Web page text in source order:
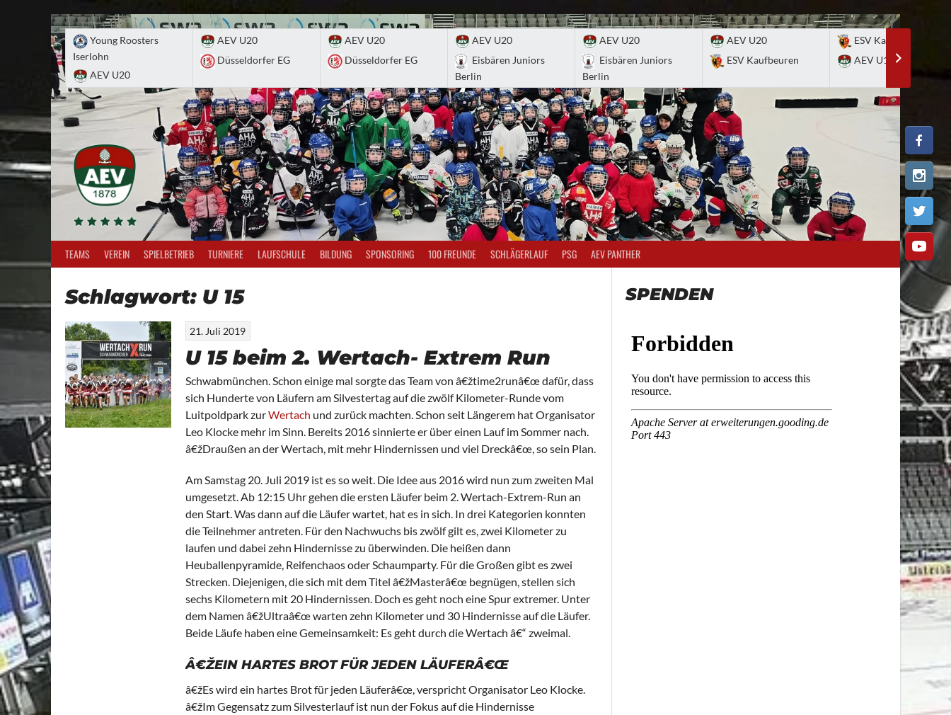
Young Roosters
Iserlohn
AEV U20
AEV U20
Düsseldorfer EG
AEV U20
Düsseldorfer EG
AEV U20
Eisbären Juniors
Berlin
AEV U20
Eisbären Juniors
Berlin
AEV U20
ESV Kaufbeuren
ESV Kaufbeuren
AEV U17
TEAMS VEREIN SPIELBETRIEB TURNIERE LAUFSCHULE BILDUNG SPONSORING 100 FREUNDE SCHLÄGERLAUF PSG AEV PANTHER
Schlagwort: U 15
21. Juli 2019
U 15 beim 2. Wertach- Extrem Run
Schwabmünchen. Schon einige mal sorgte das Team von â€žtime2runâ€œ dafür, dass
sich Hunderte von Läufern am Silvestertag auf die zwölf Kilometer-Runde vom
Luitpoldpark zurWertach und zurück machten. Schon seit Längerem hat Organisator
Leo Klocke mehr im Sinn. Bereits 2016 sinnierte er über einen Lauf im Sommer nach.
â€žDraußen an der Wertach, mit mehr Hindernissen und viel Dreckâ€œ, so sein Plan.
Am Samstag 20. Juli 2019 ist es so weit. Die Idee aus 2016 wird nun zum zweiten Mal
umgesetzt. Ab 12:15 Uhr gehen die ersten Läufer beim 2. Wertach-Extrem-Run an
den Start. Was dann auf die Läufer wartet, hat es in sich. In drei Kategorien konnten
die Teilnehmer antreten. Für den Nachwuchs bis zwölf gilt es, zwei Kilometer zu
laufen und dabei zehn Hindernisse zu überwinden. Die heißen dann
Heuballenpyramide, Reifenchaos oder Schaumparty. Für die Großen gibt es zwei
Strecken. Diejenigen, die sich mit dem Titel â€žMasterâ€œ begnügen, stellen sich
sechs Kilometern mit 20 Hindernissen. Doch es geht noch eine Spur extremer. Unter
dem Namen â€žUltraâ€œ warten zehn Kilometer und 30 Hindernisse auf die Läufer.
Beide Läufe haben eine Gemeinsamkeit: Es geht durch die Wertach â€“ zweimal.
Â€ŽEIN HARTES BROT FÜR JEDEN LÄUFERÂ€Œ
â€žEs wird ein hartes Brot für jeden Läuferâ€œ, verspricht Organisator Leo Klocke.
â€žIm Gegensatz zum Silvesterlauf ist nun der Fokus auf die Hindernisse
SPENDEN